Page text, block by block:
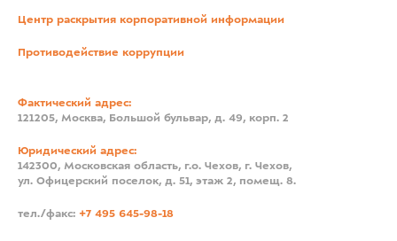
Центр раскрытия корпоративной информации
Противодействие коррупции
Фактический адрес:
121205, Москва, Большой бульвар, д. 49, корп. 2
Юридический адрес:
142300, Московская область, г.о. Чехов, г. Чехов,
ул. Офицерский поселок, д. 51, этаж 2, помещ. 8.
тел./факс: +7 495 645-98-18